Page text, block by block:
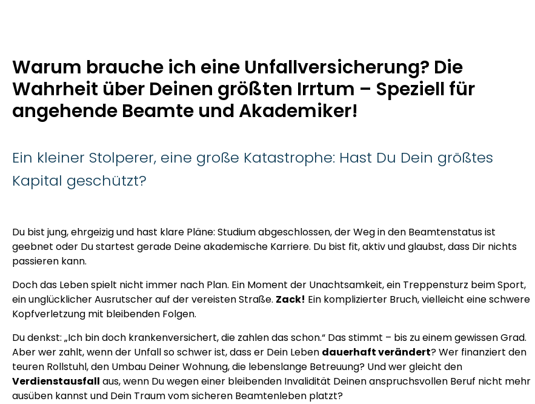
Warum brauche ich eine Unfallversicherung? Die
Wahrheit über Deinen größten Irrtum – Speziell für
angehende Beamte und Akademiker!
Ein kleiner Stolperer, eine große Katastrophe: Hast Du Dein größtes
Kapital geschützt?
Du bist jung, ehrgeizig und hast klare Pläne: Studium abgeschlossen, der Weg in den Beamtenstatus ist
geebnet oder Du startest gerade Deine akademische Karriere. Du bist fit, aktiv und glaubst, dass Dir nichts
passieren kann.
Doch das Leben spielt nicht immer nach Plan. Ein Moment der Unachtsamkeit, ein Treppensturz beim Sport,
ein unglücklicher Ausrutscher auf der vereisten Straße. Zack! Ein komplizierter Bruch, vielleicht eine schwere
Kopfverletzung mit bleibenden Folgen.
Du denkst: „Ich bin doch krankenversichert, die zahlen das schon.“ Das stimmt – bis zu einem gewissen Grad.
Aber wer zahlt, wenn der Unfall so schwer ist, dass er Dein Leben dauerhaft verändert? Wer finanziert den
teuren Rollstuhl, den Umbau Deiner Wohnung, die lebenslange Betreuung? Und wer gleicht den
Verdienstausfall aus, wenn Du wegen einer bleibenden Invalidität Deinen anspruchsvollen Beruf nicht mehr
ausüben kannst und Dein Traum vom sicheren Beamtenleben platzt?